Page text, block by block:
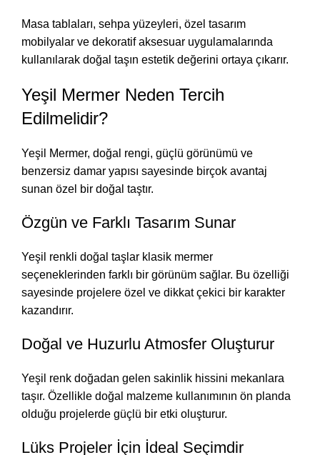
Masa tablaları, sehpa yüzeyleri, özel tasarım
mobilyalar ve dekoratif aksesuar uygulamalarında
kullanılarak doğal taşın estetik değerini ortaya çıkarır.
Yeşil Mermer Neden Tercih
Edilmelidir?
Yeşil Mermer, doğal rengi, güçlü görünümü ve
benzersiz damar yapısı sayesinde birçok avantaj
sunan özel bir doğal taştır.
Özgün ve Farklı Tasarım Sunar
Yeşil renkli doğal taşlar klasik mermer
seçeneklerinden farklı bir görünüm sağlar. Bu özelliği
sayesinde projelere özel ve dikkat çekici bir karakter
kazandırır.
Doğal ve Huzurlu Atmosfer Oluşturur
Yeşil renk doğadan gelen sakinlik hissini mekanlara
taşır. Özellikle doğal malzeme kullanımının ön planda
olduğu projelerde güçlü bir etki oluşturur.
Lüks Projeler İçin İdeal Seçimdir